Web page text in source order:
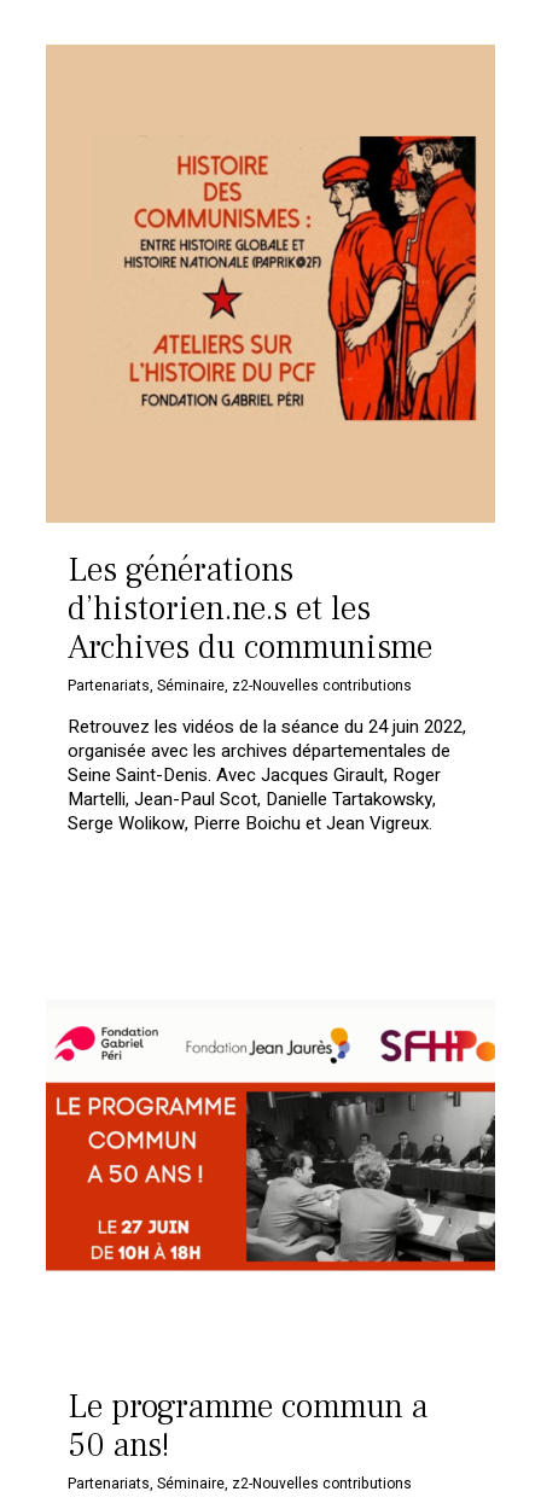
Les générations
d’historien.ne.s et les
Archives du communisme
Partenariats,Séminaire, z2-Nouvelles contributions
Retrouvez les vidéos de la séance du 24 juin 2022,
organisée avec les archives départementales de
Seine Saint-Denis. Avec Jacques Girault, Roger
Martelli, Jean-Paul Scot, Danielle Tartakowsky,
Serge Wolikow, Pierre Boichu et Jean Vigreux.
Le programme commun a
50 ans!
Partenariats,Séminaire, z2-Nouvelles contributions